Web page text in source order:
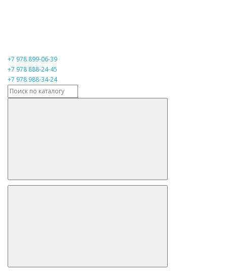
+7 978 899-06-39
+7 978 888-24-45
+7 978 988-34-24